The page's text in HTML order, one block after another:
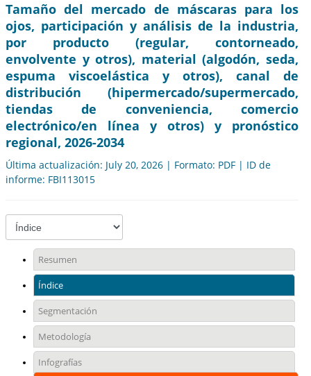
Tamaño del mercado de máscaras para los
ojos, participación y análisis de la industria,
por producto (regular, contorneado,
envolvente y otros), material (algodón, seda,
espuma viscoelástica y otros), canal de
distribución (hipermercado/supermercado,
tiendas de conveniencia, comercio
electrónico/en línea y otros) y pronóstico
regional, 2026-2034
Última actualización: July 20, 2026 | Formato: PDF | ID de
informe: FBI113015
Resumen
Índice
Segmentación
Metodología
Infografías